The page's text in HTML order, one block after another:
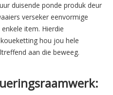
duisende ponde produk deur
verseker eenvormige
item. Hierdie
hou jou hele
aan die beweeg.